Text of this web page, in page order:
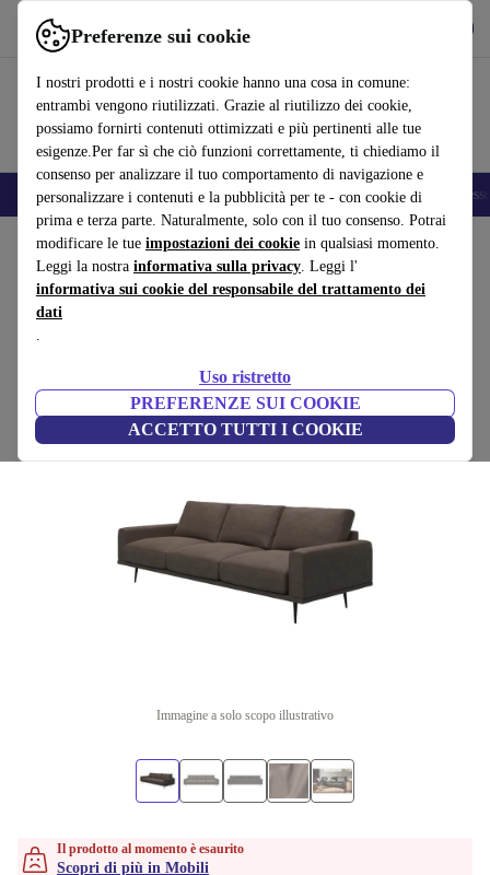
Preferenze sui cookie
I nostri prodotti e i nostri cookie hanno una cosa in comune:
entrambi vengono riutilizzati. Grazie al riutilizzo dei cookie,
possiamo fornirti contenuti ottimizzati e più pertinenti alle tue
esigenze.Per far sì che ciò funzioni correttamente, ti chiediamo il
consenso per analizzare il tuo comportamento di navigazione e
personalizzare i contenuti e la pubblicità per te - con cookie di
prima e terza parte. Naturalmente, solo con il tuo consenso. Potrai
modificare le tue impostazioni dei cookie in qualsiasi momento.
Leggi la nostra informativa sulla privacy. Leggi l'
informativa sui cookie del responsabile del trattamento dei
dati
.
Uso ristretto
PREFERENZE SUI COOKIE
ACCETTO TUTTI I COOKIE
Usa refurbed in modo rapido e semplice
🎒 Back to school Smartphone Portatili Tablet Smartwatch
Home Prodotti Casa Mobili
Carlton divano 3 posti a sedere York-pelle
marrone chiaro
(Raccolta recensioni)
Immagine a solo scopo illustrativo
Il prodotto al momento è esaurito
Scopri di più in Mobili